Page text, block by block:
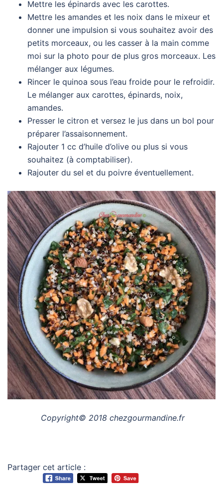
Mettre les épinards avec les carottes.
Mettre les amandes et les noix dans le mixeur et
donner une impulsion si vous souhaitez avoir des
petits morceaux, ou les casser à la main comme
moi sur la photo pour de plus gros morceaux. Les
mélanger aux légumes.
Rincer le quinoa sous l’eau froide pour le refroidir.
Le mélanger aux carottes, épinards, noix,
amandes.
Presser le citron et versez le jus dans un bol pour
préparer l’assaisonnement.
Rajouter 1 cc d’huile d’olive ou plus si vous
souhaitez (à comptabiliser).
Rajouter du sel et du poivre éventuellement.
Copyright© 2018 chezgourmandine.fr
Partager cet article :